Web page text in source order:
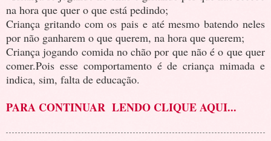
na hora que quer o que está pedindo;
Criança gritando com os pais e até mesmo batendo neles
por não ganharem o que querem, na hora que querem;
Criança jogando comida no chão por que não é o que quer
comer.Pois esse comportamento é de criança mimada e
indica, sim, falta de educação.
PARA CONTINUAR LENDO CLIQUE AQUI...